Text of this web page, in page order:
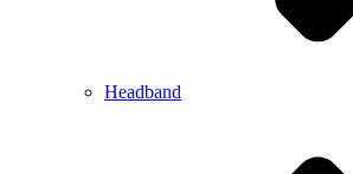
Headband